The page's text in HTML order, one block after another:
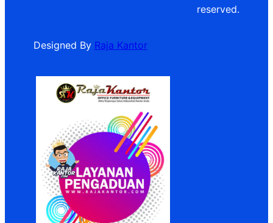
reserved.
Designed By Raja Kantor